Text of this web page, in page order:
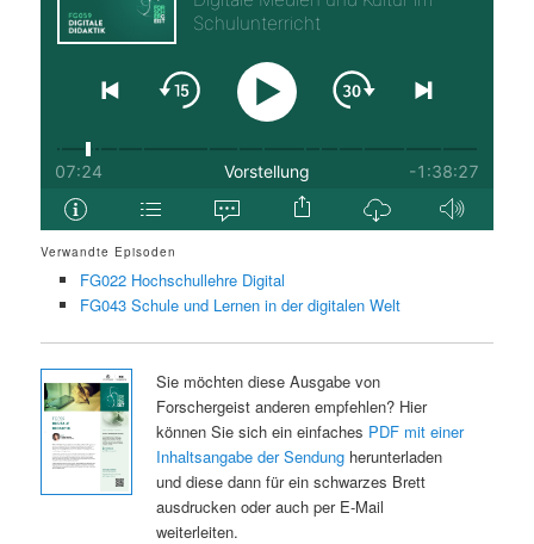
e
Verwandte Episoden
FG022 Hochschullehre Digital
FG043 Schule und Lernen in der digitalen Welt
Sie möchten diese Ausgabe von
Forschergeist anderen empfehlen? Hier
können Sie sich ein einfaches PDF mit einer
Inhaltsangabe der Sendungherunterladen
und diese dann für ein schwarzes Brett
ausdrucken oder auch per E-Mail
weiterleiten.